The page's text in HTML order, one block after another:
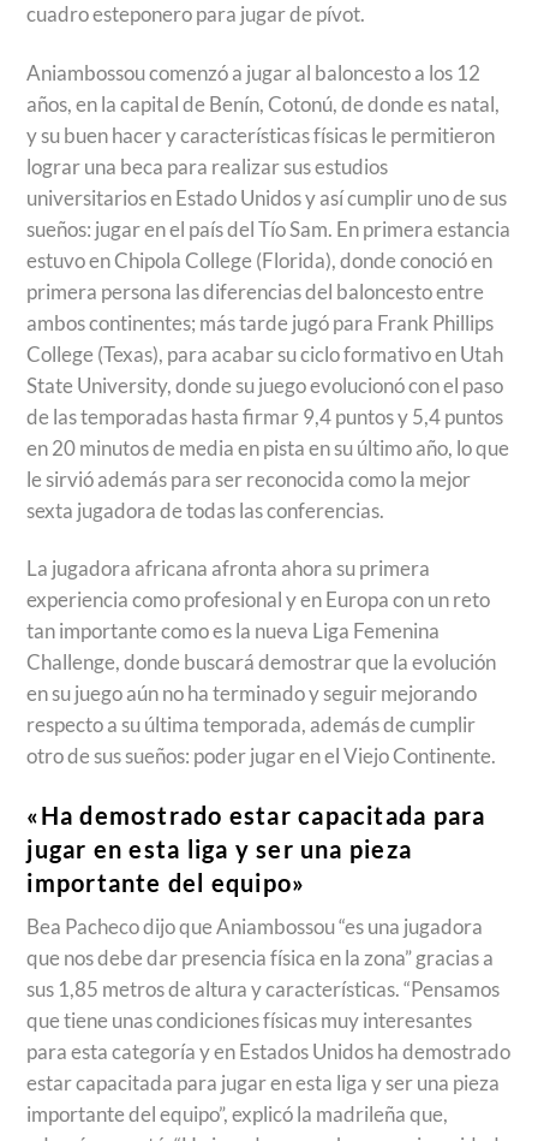
cuadro esteponero para jugar de pívot.
Aniambossou comenzó a jugar al baloncesto a los 12
años, en la capital de Benín, Cotonú, de donde es natal,
y su buen hacer y características físicas le permitieron
lograr una beca para realizar sus estudios
universitarios en Estado Unidos y así cumplir uno de sus
sueños: jugar en el país del Tío Sam. En primera estancia
estuvo en Chipola College (Florida), donde conoció en
primera persona las diferencias del baloncesto entre
ambos continentes; más tarde jugó para Frank Phillips
College (Texas), para acabar su ciclo formativo en Utah
State University, donde su juego evolucionó con el paso
de las temporadas hasta firmar 9,4 puntos y 5,4 puntos
en 20 minutos de media en pista en su último año, lo que
le sirvió además para ser reconocida como la mejor
sexta jugadora de todas las conferencias.
La jugadora africana afronta ahora su primera
experiencia como profesional y en Europa con un reto
tan importante como es la nueva Liga Femenina
Challenge, donde buscará demostrar que la evolución
en su juego aún no ha terminado y seguir mejorando
respecto a su última temporada, además de cumplir
otro de sus sueños: poder jugar en el Viejo Continente.
«Ha demostrado estar capacitada para
jugar en esta liga y ser una pieza
importante del equipo»
Bea Pacheco dijo que Aniambossou “es una jugadora
que nos debe dar presencia física en la zona” gracias a
sus 1,85 metros de altura y características. “Pensamos
que tiene unas condiciones físicas muy interesantes
para esta categoría y en Estados Unidos ha demostrado
estar capacitada para jugar en esta liga y ser una pieza
importante del equipo”, explicó la madrileña que,